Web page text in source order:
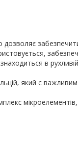
в
який є
мікроелементів,